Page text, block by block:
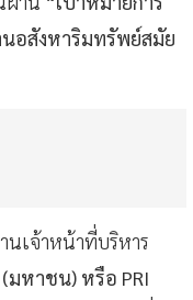
นอสังหาริมทรัพย์สมัย
นเจ้าหน้าที่บริหาร
(มหาชน) หรือ PRI